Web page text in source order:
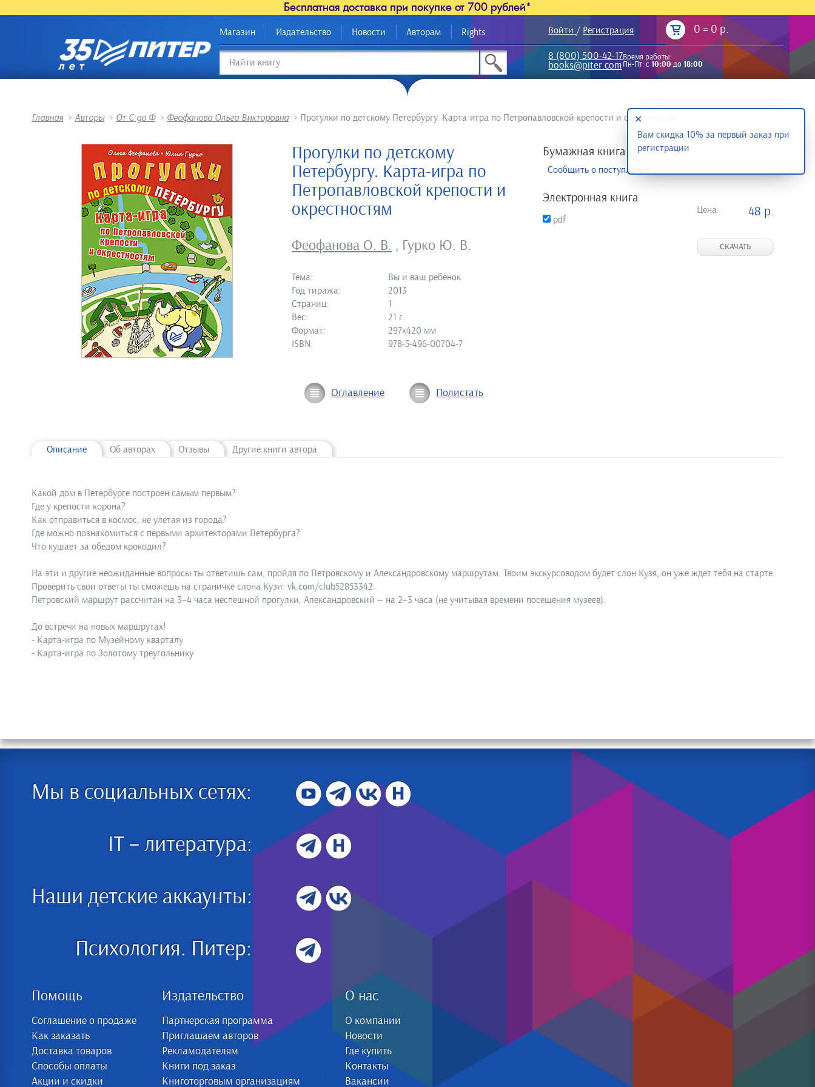
Бесплатная доставка при покупке от 700 рублей*
Магазин Издательство Новости Авторам Rights Войти / Регистрация 0 = 0 р.
8 (800) 500-42-17
books@piter.com
Время работы:
Пн-Пт: с10:00до18:00
Главная > Авторы > От С до Ф > Феофанова Ольга Викторовна > Прогулки по детскому Петербургу. Карта-игра по Петропавловской крепости и окрестностям
Прогулки по детскому
Петербургу. Карта-игра по
Петропавловской крепости и
окрестностям
Феофанова О. В. , Гурко Ю. В.
Тема:
Вы и ваш ребёнок
Год тиража:
2013
Страниц:
1
Вес:
21 г.
Формат:
297х420 мм
ISBN:
978-5-496-00704-7
Бумажная книга
Сообщить о поступлении
Электронная книга
pdf
Цена: 48 р.
СКАЧАТЬ
Оглавление Полистать
Описание Об авторах Отзывы Другие книги автора
Какой дом в Петербурге построен самым первым?
Где у крепости корона?
Как отправиться в космос, не улетая из города?
Где можно познакомиться с первыми архитекторами Петербурга?
Что кушает за обедом крокодил?
На эти и другие неожиданные вопросы ты ответишь сам, пройдя по Петровскому и Александровскому маршрутам. Твоим экскурсоводом будет слон Кузя, он уже ждет тебя на старте.
Проверить свои ответы ты сможешь на страничке слона Кузи: vk.com/club52853342.
Петровский маршрут рассчитан на 3–4 часа неспешной прогулки, Александровский — на 2–3 часа (не учитывая времени посещения музеев).
До встречи на новых маршрутах!
- Карта-игра по Музейному кварталу
- Карта-игра по Золотому треугольнику
Мы в социальных сетях:
IT – литература:
Наши детские аккаунты:
Психология. Питер:
Помощь
Соглашение о продаже
Как заказать
Доставка товаров
Способы оплаты
Акции и скидки
Издательство
Партнерская программа
Приглашаем авторов
Рекламодателям
Книги под заказ
Книготорговым организациям
О нас
О компании
Новости
Где купить
Контакты
Вакансии
Вам скидка 10% за первый заказ при
регистрации
✕